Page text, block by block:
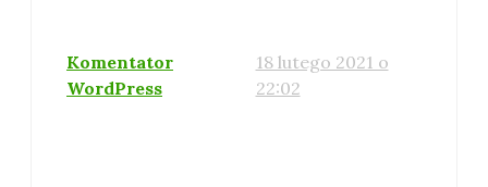
Komentator
WordPress
18 lutego 2021 o
22:02